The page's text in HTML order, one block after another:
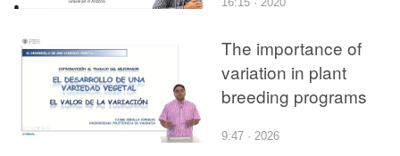
The importance of
variation in plant
breeding programs
9:47 · 2026